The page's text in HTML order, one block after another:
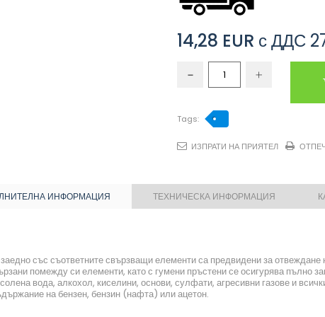
14,28 EUR с ДДС
Tags:
ИЗПРАТИ НА ПРИЯТЕЛ
ИНФОРМАЦИЯ ТЕХНИЧЕСКА ИНФОРМАЦИЯ
със съответните свързващи елементи са предвидени за
помежду си елементи, като с гумени пръстени се осигурява пълно
вода, алкохол, киселини, основи, сулфати, агресивни газове и
на бензен, бензин (нафта) или ацетон.